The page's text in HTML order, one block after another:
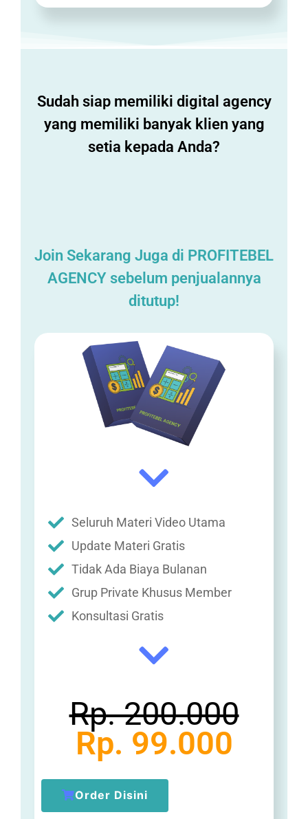
Sudah siap memiliki digital agency
yang memiliki banyak klien yang
setia kepada Anda?
Join Sekarang Juga di PROFITEBEL
AGENCY sebelum penjualannya
ditutup!
Seluruh Materi Video Utama
Update Materi Gratis
Tidak Ada Biaya Bulanan
Grup Private Khusus Member
Konsultasi Gratis
Rp. 200.000
Rp. 99.000
Order Disini